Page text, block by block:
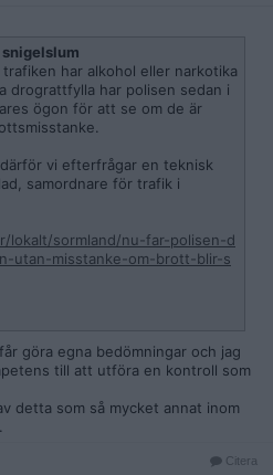
snigelslum
har alkohol eller narkotika
drograttfylla har polisen sedan i
ögon för att se om de är
vi efterfrågar en teknisk
samordnare för trafik i
sormland/nu-far-polisen-d
utan-misstanke-om-brott-blir-s
göra egna bedömningar och jag
till att utföra en kontroll som
detta som så mycket annat inom
Citera